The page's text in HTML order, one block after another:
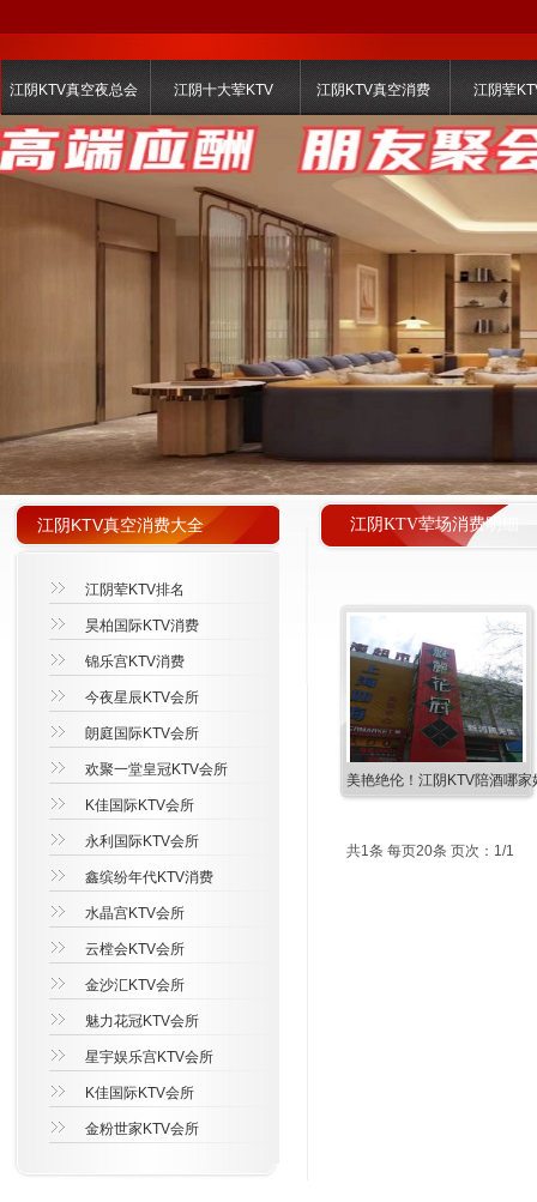
江阴KTV真空夜总会 江阴十大荤KTV 江阴KTV真空消费 江阴荤
江阴KTV荤场消费明细
美艳绝伦！江阴KTV陪酒哪
共1条 每页20条 页次：1/1
江阴KTV真空消费大全
江阴荤KTV排名
昊柏国际KTV消费
锦乐宫KTV消费
今夜星辰KTV会所
朗庭国际KTV会所
欢聚一堂皇冠KTV会所
K佳国际KTV会所
永利国际KTV会所
鑫缤纷年代KTV消费
水晶宫KTV会所
云樘会KTV会所
金沙汇KTV会所
魅力花冠KTV会所
星宇娱乐宫KTV会所
K佳国际KTV会所
金粉世家KTV会所